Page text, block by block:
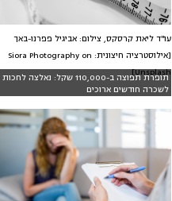
תופרת תפוצה ב-110,000 שקל: נאלצה לחכות
לשכרה חודשים ארוכים
עו"ד ליאת קרסקס, צילום: אביגיל פפרנו-באך
[אילוסטרציה חיצונית: Siora Photography on
Unsplash]